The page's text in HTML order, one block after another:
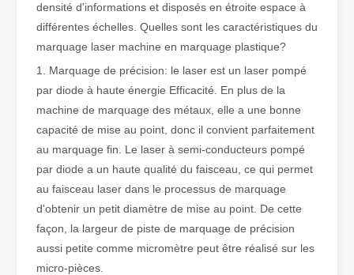
Qu'est-ce que la découpe laser de tubes ?
La découpe laser de tubes est une technologie clé dans une
densité d'informations et disposés en étroite espace à
différentes échelles. Quelles sont les caractéristiques du
marquage laser machine en marquage plastique?
1. Marquage de précision: le laser est un laser pompé
par diode à haute énergie Efficacité. En plus de la
machine de marquage des métaux, elle a une bonne
capacité de mise au point, donc il convient parfaitement
au marquage fin. Le laser à semi-conducteurs pompé
par diode a un haute qualité du faisceau, ce qui permet
au faisceau laser dans le processus de marquage
d'obtenir un petit diamètre de mise au point. De cette
façon, la largeur de piste de marquage de précision
aussi petite comme micromètre peut être réalisé sur les
micro-pièces.